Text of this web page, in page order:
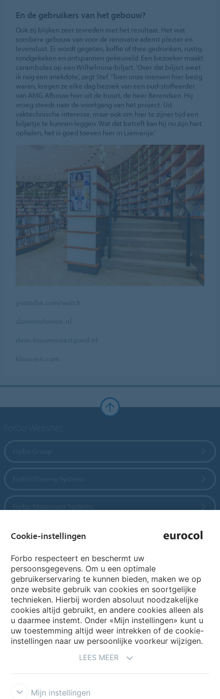
En de gebruikers van het gebouw?
Ook zij blijken zeer tevreden met het resultaat. Het wat
sombere gebouw van voor de renovatie ademt plezier en
levenslust. Er wordt gegeten, koffie of thee gedronken, rustig
rondgekeken en ontspannen gekeuveld. Een bezoeker maakt
caramboles op een Wilhelmina-biljart. 'Over dat biljart weet
ik nog een anekdote', zegt Stef. 'Toen onze mensen hier bezig
waren, kregen ze elke dag bezoek van een oud-stoffeerder
van AMG Afbouw hier uit de buurt, de heer Berendsen. Hij
vroeg steeds naar de voortgang van het project. Uit
vaktechnische interesse, maar ook om hier te zijner tijd een
biljartje te kunnen leggen. Wat dat betreft kan hij nu zijn hart
ophalen, het is goed toeven hier in Liemerije.'
Choose your country
My Forbo
Archief webinars
Archief webinars architecten
Cookie-instellingen
Forbo respecteert en beschermt uw
persoonsgegevens. Om u een optimale
gebruikerservaring te kunnen bieden, maken we op
onze website gebruik van cookies en soortgelijke
technieken. Hierbij worden absoluut noodzakelijke
cookies altijd gebruikt, en andere cookies alleen als
u daarmee instemt. Onder «Mijn instellingen» kunt u
uw toestemming altijd weer intrekken of de cookie-
instellingen naar uw persoonlijke voorkeur wijzigen.
LEES MEER
Mijn instellingen